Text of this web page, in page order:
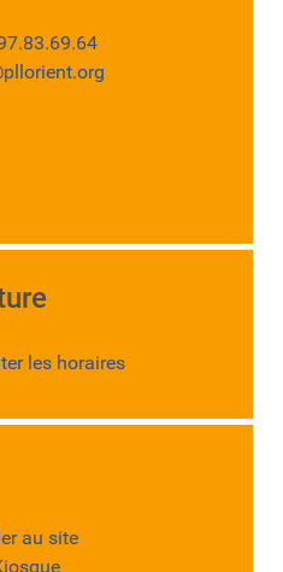
les horaires
au site